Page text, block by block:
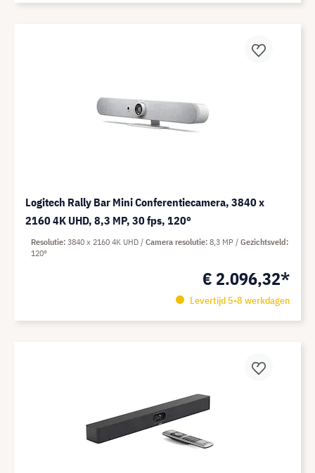
Logitech Rally Bar Mini Conferentiecamera, 3840 x
2160 4K UHD, 8,3 MP, 30 fps, 120°
€ 2.096,32*
Levertijd 5-8 werkdagen
Resolutie 3840 x 2160 4K UHD Camera resolutie 8,3 MP
Gezichtsveld
120°